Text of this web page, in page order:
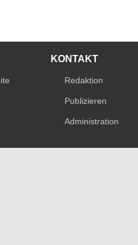
KONTAKT
Redaktion
Publizieren
Administration